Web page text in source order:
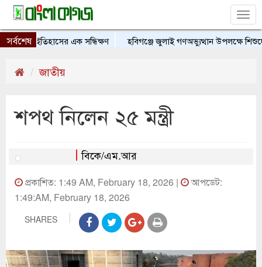
সর্বশেষ
ইতিহাসের এক সন্ধিক্ষণ হবিগঞ্জে জুলাই গণঅভ্যুত্থান উপলক্ষে শিশুদের
জাতীয়
শপথ নিলেন ২৫ মন্ত্রী
বিকে/এম.আর
প্রকাশিত: 1:49 AM, February 18, 2026 |
আপডেট:
1:49:AM, February 18, 2026
SHARES